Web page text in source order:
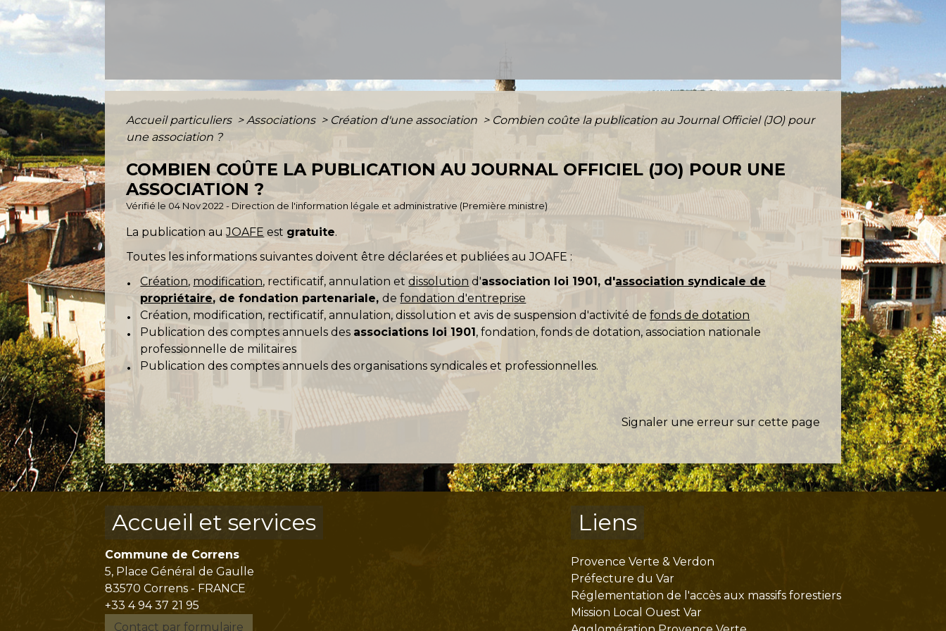
Accueil particuliers > Associations > Création d'une association > Combien coûte la publication au Journal Officiel (JO) pour
une association ?
COMBIEN COÛTE LA PUBLICATION AU JOURNAL OFFICIEL (JO) POUR UNE
ASSOCIATION ?
Vérifié le 04 Nov 2022 - Direction de l'information légale et administrative (Première ministre)
La publication auJOAFE est gratuite.
Toutes les informations suivantes doivent être déclarées et publiées au JOAFE :
Création, modification, rectificatif, annulation etdissolution d'association loi 1901, d'association syndicale de
propriétaire, de fondation partenariale,defondation d'entreprise
Création, modification, rectificatif, annulation, dissolution et avis de suspension d'activité defonds de dotation
Publication des comptes annuels des associations loi 1901, fondation, fonds de dotation, association nationale
professionnelle de militaires
Publication des comptes annuels des organisations syndicales et professionnelles.
Signaler une erreur sur cette page
Accueil et services
Commune de Correns
5, Place Général de Gaulle
83570 Correns - FRANCE
+33 4 94 37 21 95
Contact par formulaire
Liens
Provence Verte & Verdon
Préfecture du Var
Réglementation de l'accès aux massifs forestiers
Mission Local Ouest Var